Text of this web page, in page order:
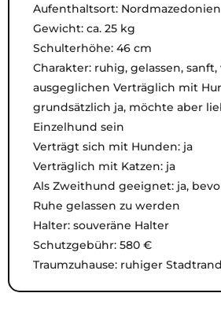
Aufenthaltsort: Nordmazedonien
Gewicht: ca. 25 kg
Schulterhöhe: 46 cm
Charakter: ruhig, gelassen,
ausgeglichen Verträglich mit
grundsätzlich ja, möchte aber
Einzelhund sein
Verträgt sich mit Hunden: ja
Verträglich mit Katzen: ja
Als Zweithund geeignet: ja,
Ruhe gelassen zu werden
Halter: souveräne Halter
Schutzgebühr: 580 €
Traumzuhause: ruhiger